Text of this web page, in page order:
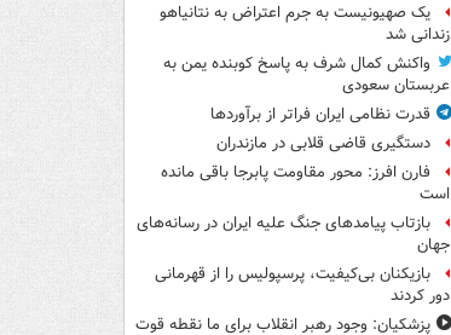
یک صهیونیست به جرم اعتراض به نتانیاهو
زندانی شد
واکنش کمال شرف به پاسخ کوبنده یمن به
عربستان سعودی
قدرت نظامی ایران فراتر از برآوردها
دستگیری قاضی قلابی در مازندران
فارن افرز: محور مقاومت پابرجا باقی مانده
است
بازتاب پیامدهای جنگ علیه ایران در رسانه‌های
جهان
بازیکنان بی‌کیفیت، پرسپولیس را از قهرمانی
دور کردند
پزشکیان: وجود رهبر انقلاب برای ما نقطه قوت